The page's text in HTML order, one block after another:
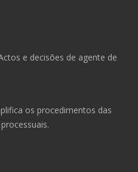
e decisões de agente de
os procedimentos das